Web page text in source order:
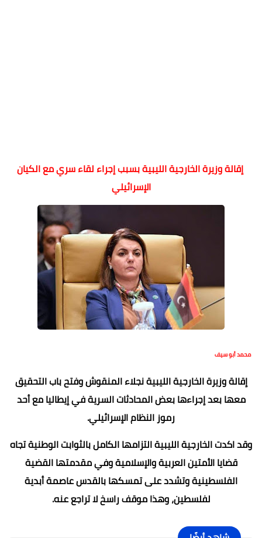
إقالة وزيرة الخارجية الليبية بسبب إجراء لقاء سري مع الكيان
الإسرائيلي
محمد أبو سيف
إقالة وزيرة الخارجية الليبية نجلاء المنقوش وفتح باب التحقيق
معها بعد إجراءها بعض المحادثات السرية في إيطاليا مع أحد
رموز النظام الإسرائيلي.
‏‎وقد اكدت الخارجية الليبية التزامها الكامل بالثوابت الوطنية تجاه
قضايا الأمتين العربية والإسلامية وفي مقدمتها القضية
الفلسطينية وتشدد على تمسكها بالقدس عاصمة أبدية
لفلسطين، وهذا موقف راسخ لا تراجع عنه.